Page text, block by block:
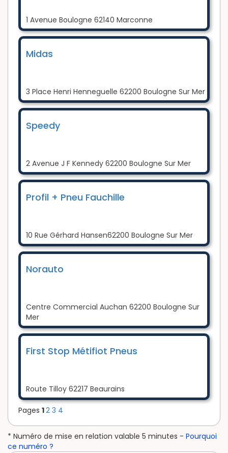
1 Avenue Boulogne 62140 Marconne
Midas
3 Place Henri Henneguelle 62200 Boulogne Sur Mer
Speedy
2 Avenue J F Kennedy 62200 Boulogne Sur Mer
Profil + Pneu Fauchille
10 Rue Gérhard Hansen62200 Boulogne Sur Mer
Norauto
Centre Commercial Auchan 62200 Boulogne Sur
Mer
First Stop Métifiot Pneus
Route Tilloy 62217 Beaurains
Pages 12 3 4
* Numéro de mise en relation valable 5 minutes - Pourquoi
ce numéro ?